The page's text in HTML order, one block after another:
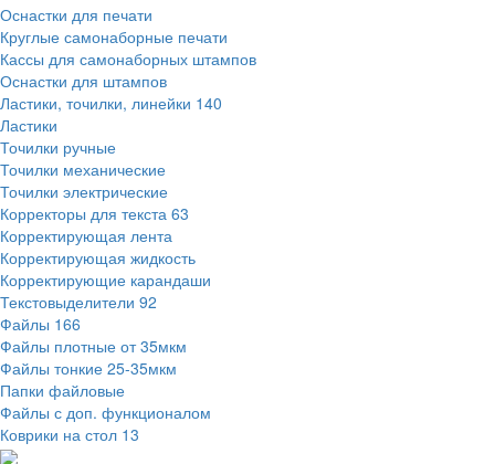
Оснастки для печати
Круглые самонаборные печати
Кассы для самонаборных штампов
Оснастки для штампов
Ластики, точилки, линейки 140
Ластики
Точилки ручные
Точилки механические
Точилки электрические
Корректоры для текста 63
Корректирующая лента
Корректирующая жидкость
Корректирующие карандаши
Текстовыделители 92
Файлы 166
Файлы плотные от 35мкм
Файлы тонкие 25-35мкм
Папки файловые
Файлы с доп. функционалом
Коврики на стол 13